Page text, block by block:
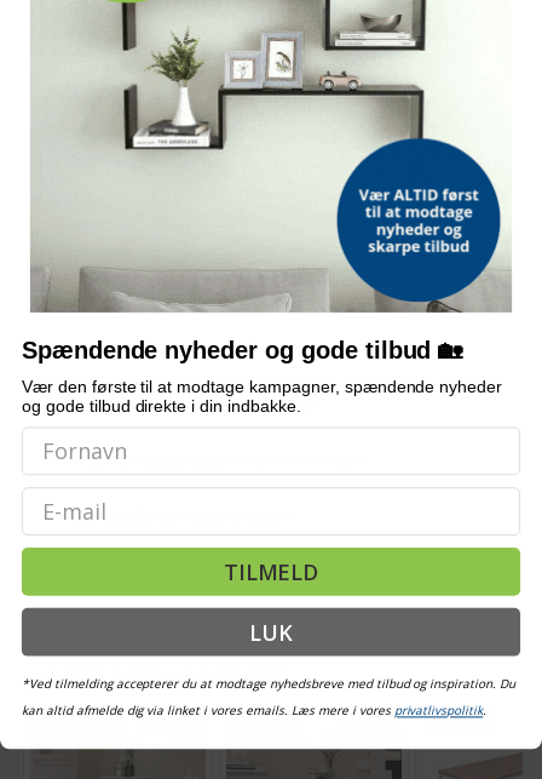
MAKS. BÆREEVNE PR. SKUFFE
MAKS. BÆREEVNE PR. HYLDE
OFTE STILLEDE SPØRGSMÅL
Hvor stort er tv-bordet?
Hvor meget kan bordet bære?
Hvor kan jeg placere mine enheder?
Kan skufferne flyttes rundt?
Bemærk: FAQ er vejledende information. Vi tager forbehold for fejl og
mangler, og oplysningerne er ikke juridisk bindende.
OFTE KØBT SAMMEN MED
TILBUD TILBUD TILBUD
Spændende nyheder og gode tilbud 🏡
Vær den første til at modtage kampagner, spændende nyheder
og gode tilbud direkte i din indbakke.
Email
TILMELD
LUK
*Ved tilmelding accepterer du at modtage nyhedsbreve med tilbud og inspiration. Du
kan altid afmelde dig via linket i vores emails. Læs mere i vores privatlivspolitik.